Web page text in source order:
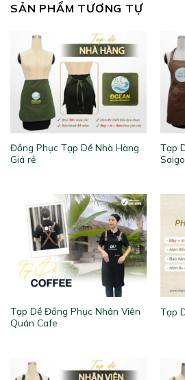
SẢN PHẨM TƯƠNG TỰ
Đồng Phục Tạp Dề Nhà Hàng
Giá rẻ
Tạp
Tạp Dề Đồng Phục Nhân Viên
Quán Cafe
Tạp